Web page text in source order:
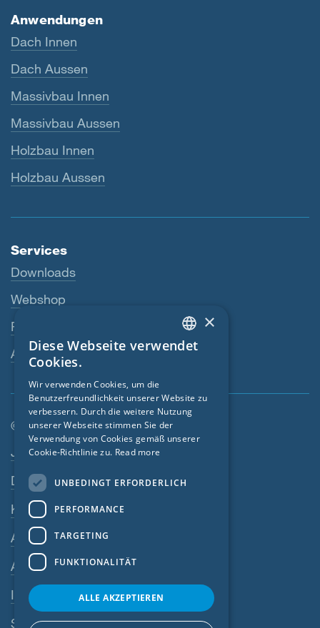
Anwendungen
Dach Innen
Dach Aussen
Massivbau Innen
Massivbau Aussen
Holzbau Innen
Holzbau Aussen
Services
Downloads
Webshop
Fachhändler
Ansprechperson
© SIGA 2026
Footer-Navigation
Jobs
Datenschutz
Kontakt
AGB
AEB
Impressum
SIGA-Meldesystem
ENGLISH
FRENCH
CZECH
NORWEGIAN
×
Diese Webseite verwendet
Cookies.
Wir verwenden Cookies, um die
Benutzerfreundlichkeit unserer Website zu
verbessern. Durch die weitere Nutzung
unserer Webseite stimmen Sie der
Verwendung von Cookies gemäß unserer
Cookie-Richtlinie zu. Read more
UNBEDINGT ERFORDERLICH
PERFORMANCE
TARGETING
FUNKTIONALITÄT
ALLE AKZEPTIEREN